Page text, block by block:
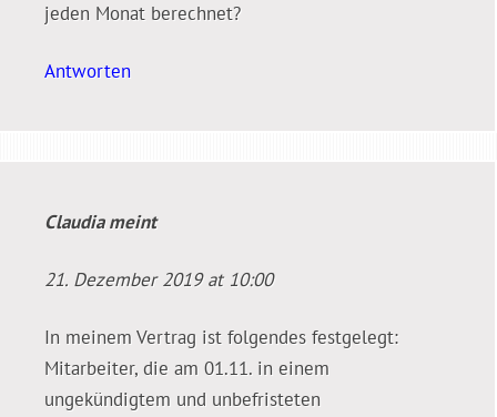
jeden Monat berechnet?
Antworten
Claudiameint
21. Dezember 2019 at 10:00
In meinem Vertrag ist folgendes festgelegt:
Mitarbeiter, die am 01.11. in einem
ungekündigtem und unbefristeten